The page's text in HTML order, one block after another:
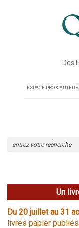
Des
ESPACE PRO &
Un
Du 20 juillet au 31
livres papier